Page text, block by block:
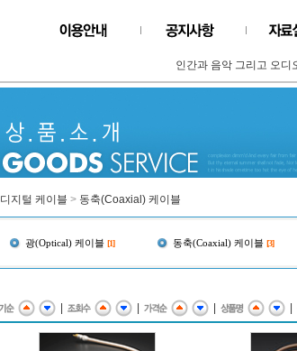
인간과 음악 그리고 오디
디지털 케이블 > 동축(Coaxial) 케이블
광(Optical) 케이블 [1] 동축(Coaxial) 케이블 [3]
| | | |